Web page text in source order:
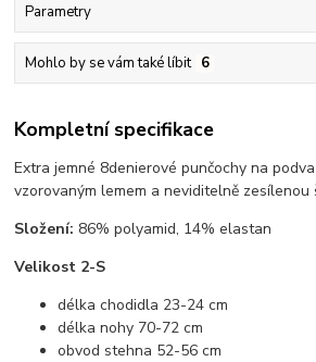
Parametry
Mohlo by se vám také líbit 6
Kompletní specifikace
Extra jemné 8denierové punčochy na
vzorovaným lemem a neviditelně zesílenou
Složení: 86% polyamid, 14% elastan
Velikost 2-S
délka chodidla 23-24 cm
délka nohy 70-72 cm
obvod stehna 52-56 cm